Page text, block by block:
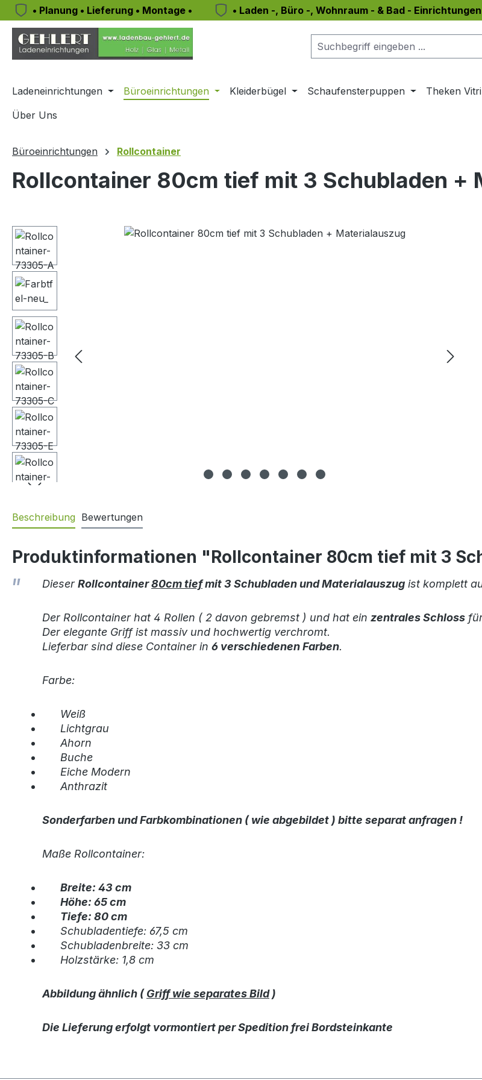
Hauptinhalt springen
Zur Suche springen
Zur Hauptnavigation springen
• Planung • Lieferung • Montage • • Laden -, Büro -, Wohnraum - & Bad - Einrichtungen
Ladeneinrichtungen Büroeinrichtungen Kleiderbügel Schaufensterpuppen Theken
Über Uns
Büroeinrichtungen Rollcontainer
Rollcontainer 80cm tief mit 3 Schubladen +
Beschreibung Bewertungen
Produktinformationen "Rollcontainer 80cm tief mit 3
DieserRollcontainer80cm tiefmit 3 Schubladen und Materialauszug ist komplett
Der Rollcontainer hat 4 Rollen ( 2 davon gebremst ) und hat ein zentrales Schloss
Der elegante Griff ist massiv und hochwertig verchromt.
Lieferbar sind diese Container in 6 verschiedenen Farben.
Farbe:
Weiß
Lichtgrau
Ahorn
Buche
Eiche Modern
Anthrazit
Sonderfarben und Farbkombinationen ( wie abgebildet ) bitte separat anfragen !
Maße Rollcontainer:
Breite: 43 cm
Höhe: 65 cm
Tiefe: 80 cm
Schubladentiefe: 67,5 cm
Schubladenbreite: 33 cm
Holzstärke: 1,8 cm
Abbildung ähnlich (Griff wie separates Bild)
Die Lieferung erfolgt vormontiert per Spedition frei Bordsteinkante